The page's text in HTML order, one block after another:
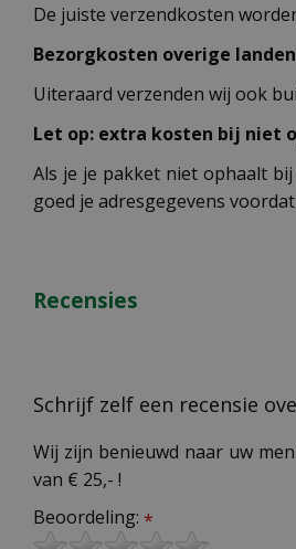
De juiste verzendkosten
Bezorgkosten overige
Uiteraard verzenden wij ook
Let op: extra kosten bij niet
Als je je pakket niet ophaalt
goed je adresgegevens
Recensies
Schrijf zelf een recensie
Wij zijn benieuwd naar uw
van € 25,- !
Beoordeling: *